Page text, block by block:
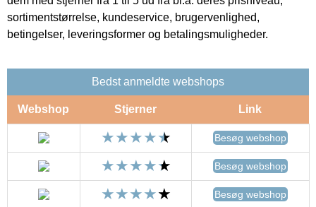
sortimentstørrelse, kundeservice, brugervenlighed,
betingelser, leveringsformer og betalingsmuligheder.
Bedst anmeldte webshops
Webshop Stjerner Link
Besøg webshop
Besøg webshop
Besøg webshop